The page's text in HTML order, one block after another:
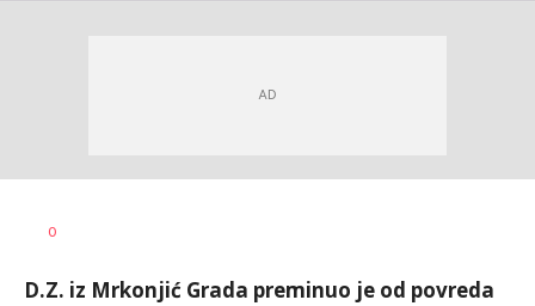
AUTOR
0
D.Z. iz Mrkonjić Grada preminuo je od povreda